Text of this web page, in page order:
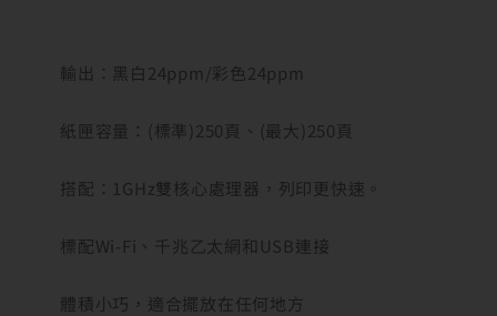
輸出：黑白24ppm/彩色24ppm
紙匣容量：(標準)250頁、(最大)250頁
搭配：1GHz雙核心處理器，列印更快速。
標配Wi-Fi、千兆乙太網和USB連接
體積小巧，適合擺放在任何地方